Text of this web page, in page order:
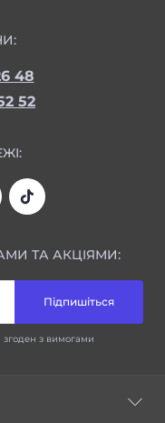
48
52
ТА АКЦІЯМИ:
Підпишіться
і згоден з вимогами